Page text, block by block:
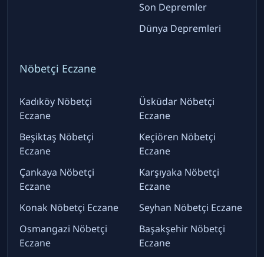
Son Depremler
Dünya Depremleri
Nöbetçi Eczane
Kadıköy Nöbetçi
Eczane
Beşiktaş Nöbetçi
Eczane
Çankaya Nöbetçi
Eczane
Konak Nöbetçi Eczane
Osmangazi Nöbetçi
Eczane
Üsküdar Nöbetçi
Eczane
Keçiören Nöbetçi
Eczane
Karşıyaka Nöbetçi
Eczane
Seyhan Nöbetçi Eczane
Başakşehir Nöbetçi
Eczane